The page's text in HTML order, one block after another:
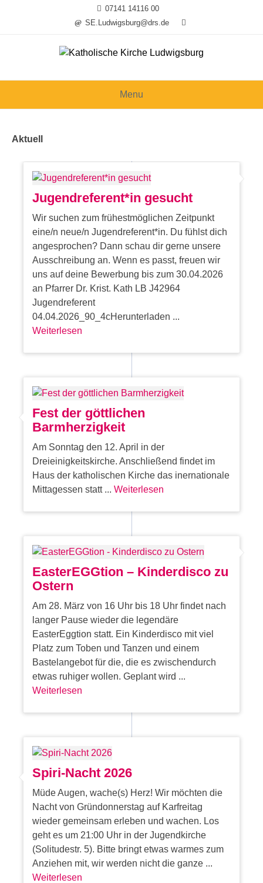
07141 14116 00
SE.Ludwigsburg@drs.de
Menu
Aktuell
Jugendreferent*in gesucht
Wir suchen zum frühestmöglichen Zeitpunkt
eine/n neue/n Jugendreferent*in. Du fühlst dich
angesprochen? Dann schau dir gerne unsere
Ausschreibung an. Wenn es passt, freuen wir
uns auf deine Bewerbung bis zum 30.04.2026
an Pfarrer Dr. Krist. Kath LB J42964
Jugendreferent
04.04.2026_90_4cHerunterladen ...
Weiterlesen
Fest der göttlichen
Barmherzigkeit
Am Sonntag den 12. April in der
Dreieinigkeitskirche. Anschließend findet im
Haus der katholischen Kirche das inernationale
Mittagessen statt ...Weiterlesen
EasterEGGtion – Kinderdisco zu
Ostern
Am 28. März von 16 Uhr bis 18 Uhr findet nach
langer Pause wieder die legendäre
EasterEggtion statt. Ein Kinderdisco mit viel
Platz zum Toben und Tanzen und einem
Bastelangebot für die, die es zwischendurch
etwas ruhiger wollen. Geplant wird ...
Weiterlesen
Spiri-Nacht 2026
Müde Augen, wache(s) Herz! Wir möchten die
Nacht von Gründonnerstag auf Karfreitag
wieder gemeinsam erleben und wachen. Los
geht es um 21:00 Uhr in der Jugendkirche
(Solitudestr. 5). Bitte bringt etwas warmes zum
Anziehen mit, wir werden nicht die ganze ...
Weiterlesen